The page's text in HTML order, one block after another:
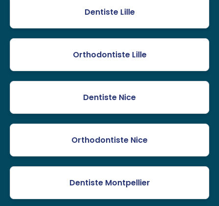
Dentiste Lille
Orthodontiste Lille
Dentiste Nice
Orthodontiste Nice
Dentiste Montpellier